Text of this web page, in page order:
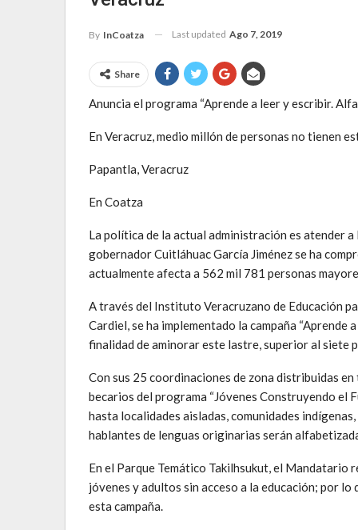
By InCoatza Last updated Ago 7, 2019
Share
Anuncia el programa “Aprende a leer y escribir.
En Veracruz, medio millón de personas no tienen
Papantla, Veracruz
En Coatza
La política de la actual administración es atender
gobernador Cuitláhuac García Jiménez se ha
actualmente afecta a 562 mil 781 personas
A través del Instituto Veracruzano de Educación
Cardiel, se ha implementado la campaña
finalidad de aminorar este lastre, superior al siete
Con sus 25 coordinaciones de zona distribuidas
becarios del programa “Jóvenes Construyendo el
hasta localidades aisladas, comunidades
hablantes de lenguas originarias serán
En el Parque Temático Takilhsukut, el
jóvenes y adultos sin acceso a la educación; por
esta campaña.